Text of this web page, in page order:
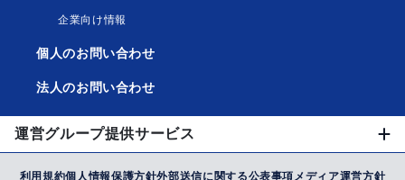
企業向け情報
個人のお問い合わせ
法人のお問い合わせ
運営グループ提供サービス
利用規約個人情報保護方針外部送信に関する公表事項メディア運営方針